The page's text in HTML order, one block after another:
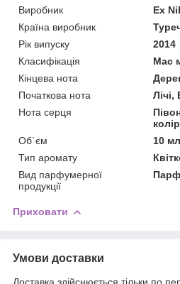
Виробник
Ex
Країна виробник
Рік випуску
2014
Класифікація
Мас
Кінцева нота
Початкова нота
Нота серця
Об`єм
10 мл
Тип аромату
Вид парфумерної
продукції
Приховати
Умови доставки
Доставка здійснюється тільки по